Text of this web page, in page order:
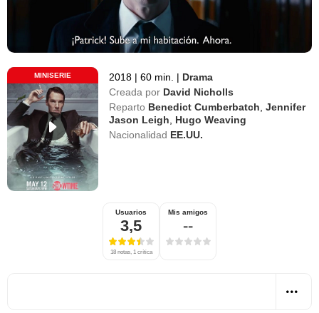
MINISERIE 2018 | 60 min. | Drama
Creada por David Nicholls
Reparto Benedict Cumberbatch ,Jennifer
Jason Leigh
Hugo Weaving
Nacionalidad EE.UU.
Usuarios
3,5
18 notas, 1 crítica
Mis amigos
--